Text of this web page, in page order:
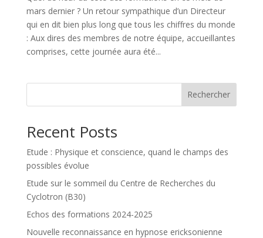
mars dernier ? Un retour sympathique d’un Directeur
qui en dit bien plus long que tous les chiffres du monde
: Aux dires des membres de notre équipe, accueillantes
comprises, cette journée aura été...
Rechercher
Recent Posts
Etude : Physique et conscience, quand le champs des
possibles évolue
Etude sur le sommeil du Centre de Recherches du
Cyclotron (B30)
Echos des formations 2024-2025
Nouvelle reconnaissance en hypnose ericksonienne